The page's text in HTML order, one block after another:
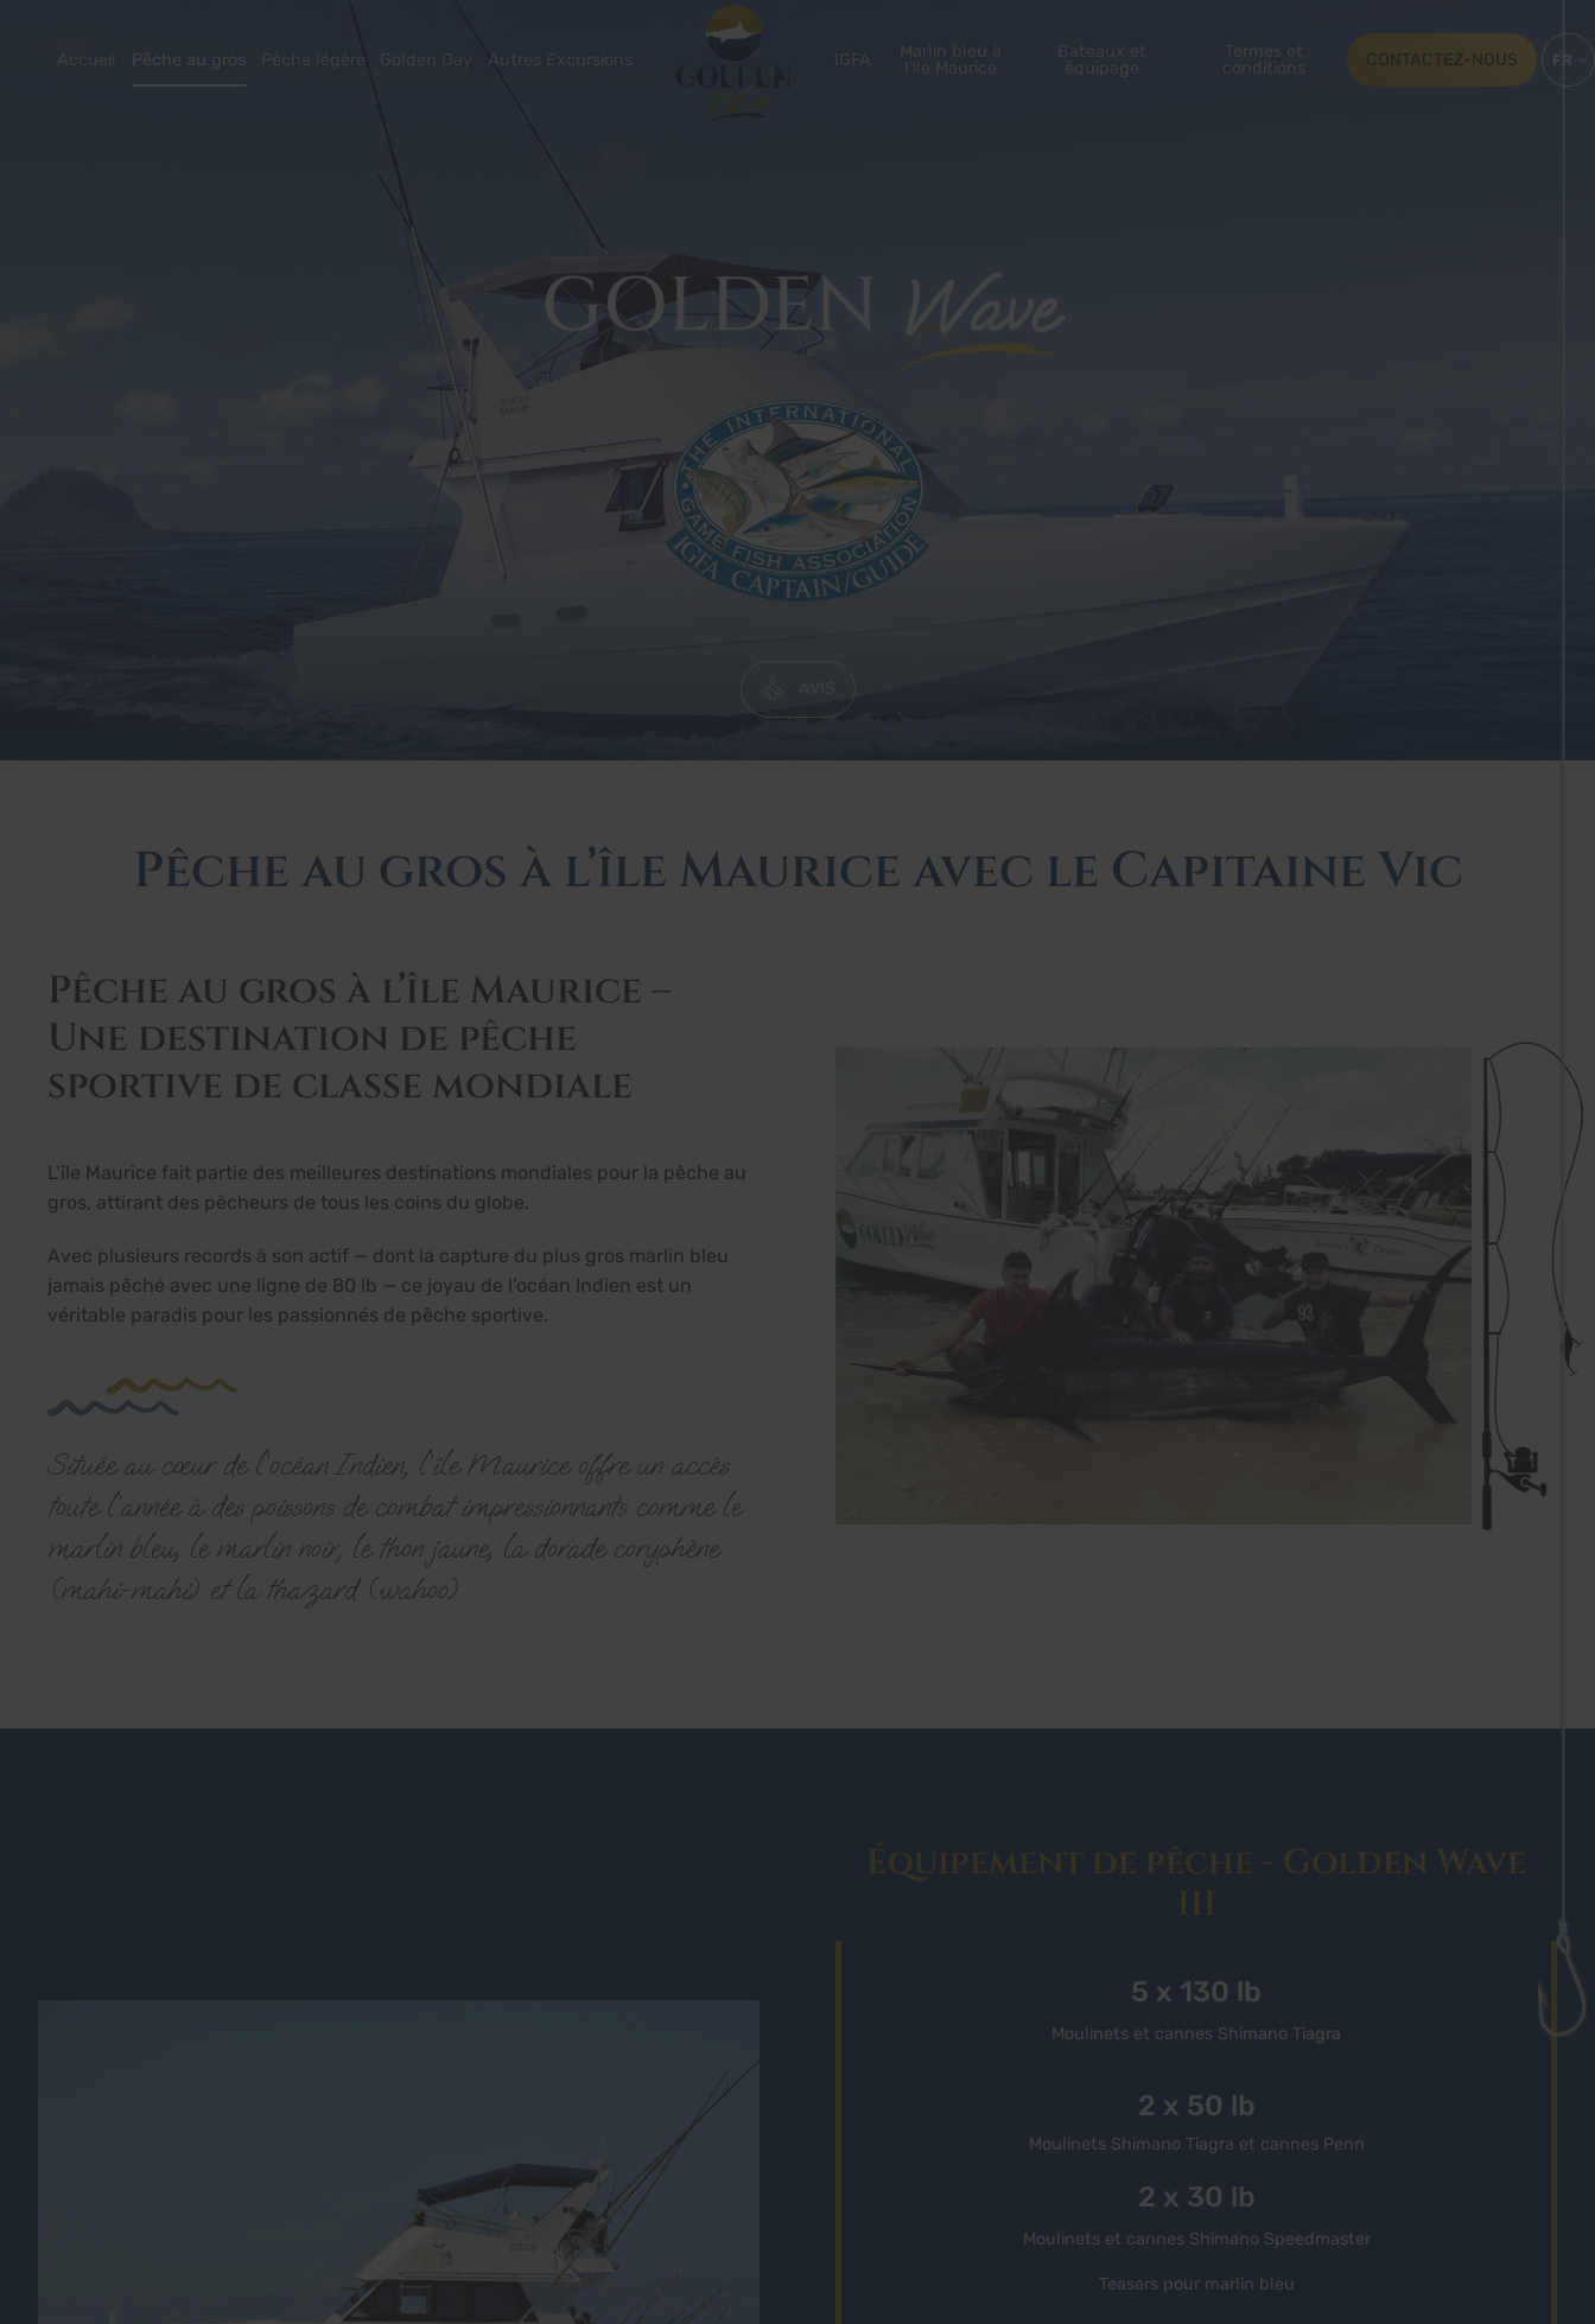
GOLDEN Wave
Accueil Pêche au gros Pêche légère Golden Day Autres Excursions IGFA
Marlin bleu à
l'ile Maurice
Bateaux et
équipage
Termes et
conditions
CONTACTEZ-NOUS FR
Pêche au gros à l’île Maurice avec le Capitaine Vic
Pêche au gros à l’île Maurice –
Une destination de pêche
sportive de classe mondiale
L’île Maurice fait partie des meilleures destinations mondiales pour la pêche au
gros, attirant des pêcheurs de tous les coins du globe.
Avec plusieurs records à son actif — dont la capture du plus gros marlin bleu
jamais pêché avec une ligne de 80 lb — ce joyau de l’océan Indien est un
véritable paradis pour les passionnés de pêche sportive.
Située au cœur de l’océan Indien, l’île Maurice offre un accès
toute l’année à des poissons de combat impressionnants comme le
marlin bleu, le marlin noir, le thon jaune, la dorade coryphène
(mahi-mahi) et la thazard (wahoo).
Équipement de pêche - Golden Wave
III
5 x 130 lb
Moulinets et cannes Shimano Tiagra
2 x 50 lb
Moulinets Shimano Tiagra et cannes Penn
2 x 30 lb
Moulinets et cannes Shimano Speedmaster
Teasers pour marlin bleu